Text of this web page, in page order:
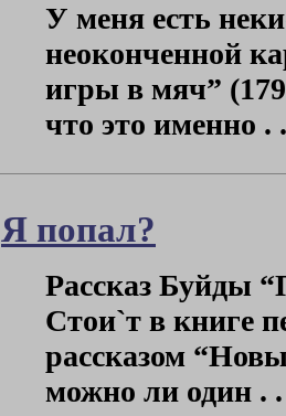
У меня есть
неоконченной
игры в мяч”
что это именно .
Я попал?
Рассказ Буйды
Стои`т в книге
рассказом
можно ли один .